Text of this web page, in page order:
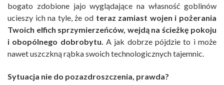
bogato zdobione jajo wyglądające na własność goblinów
ucieszy ich na tyle, że od teraz zamiast wojen i pożerania
Twoich elfich sprzymierzeńców, wejdą na ścieżkę pokoju
i obopólnego dobrobytu. A jak dobrze pójdzie to i może
nawet uszczkną rąbka swoich technologicznych tajemnic.
Sytuacja nie do pozazdroszczenia, prawda?